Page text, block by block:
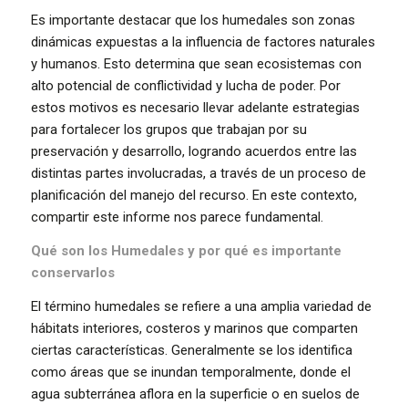
Es importante destacar que los humedales son zonas
dinámicas expuestas a la influencia de factores naturales
y humanos. Esto determina que sean ecosistemas con
alto potencial de conflictividad y lucha de poder. Por
estos motivos es necesario llevar adelante estrategias
para fortalecer los grupos que trabajan por su
preservación y desarrollo, logrando acuerdos entre las
distintas partes involucradas, a través de un proceso de
planificación del manejo del recurso. En este contexto,
compartir este informe nos parece fundamental.
Qué son los Humedales y por qué es importante
conservarlos
El término humedales se refiere a una amplia variedad de
hábitats interiores, costeros y marinos que comparten
ciertas características. Generalmente se los identifica
como áreas que se inundan temporalmente, donde el
agua subterránea aflora en la superficie o en suelos de